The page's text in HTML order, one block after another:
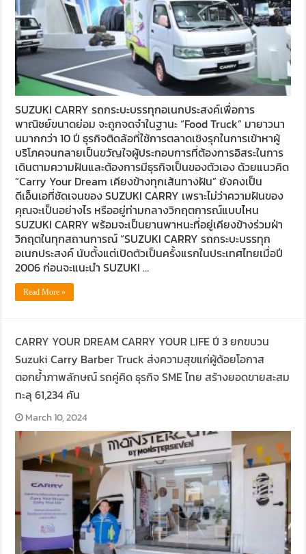
SUZUKI CARRY รถกระบะบรรทุกอเนกประสงค์เพื่อการ
พาณิชย์ขนาดย่อม จะถูกจดจำในฐานะ “Food Truck” มายาวนา
นมากกว่า 10 ปี ธุรกิจติดล้อที่ใช้การตลาดเชิงรุกในการเข้าหาผู้
บริโภคจนกลายเป็นขวัญใจผู้ประกอบการที่ต้องการอิสระในการ
เดินตามความฝันและต้องการมีธุรกิจเป็นของตัวเอง ด้วยแนวคิด
“Carry Your Dream เคียงข้างทุกเส้นทางฝัน” ยังคงเป็น
ดีเอ็นเอที่ชัดเจนของ SUZUKI CARRY เพราะไม่ว่าความฝันของ
คุณจะเป็นอย่างไร หรืออยู่ท่ามกลางวิกฤตการณ์แบบไหน
SUZUKI CARRY พร้อมจะเป็นยานพาหนะที่อยู่เคียงข้างร่วมฝ่า
วิกฤตในทุกสถานการณ์ “SUZUKI CARRY รถกระบะบรรทุก
อเนกประสงค์ นับตั้งแต่เปิดตัวเป็นครั้งแรกในประเทศไทยเมื่อปี
2006 ก่อนจะแนะนำ SUZUKI …
Read More »
CARRY YOUR DREAM CARRY YOUR LIFE ปี 3 ยกขบวน
Suzuki Carry Barber Truck ส่งความสุขแก่ผู้ด้อยโอกาส
ตอกย้ำภาพลักษณ์ รถคู่คิด ธุรกิจ SME ไทย สร้างยอดขายสะสม
ทะลุ 61,234 คัน
March 10, 2024